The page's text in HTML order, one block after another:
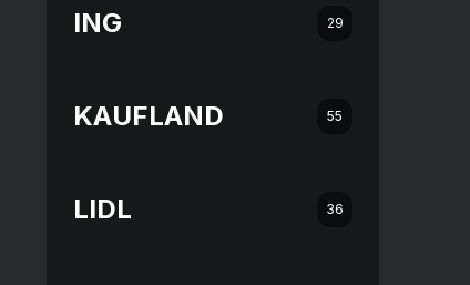
ING 29
KAUFLAND 55
LIDL 36